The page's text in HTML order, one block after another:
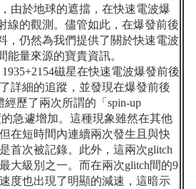
由於地球的遮擋，在快速電波爆
線的觀測。儘管如此，在爆發前後
，仍然為我們提供了關於快速電波
能量來源的寶貴資訊。
1935+2154磁星在快速電波爆發前後
詳細的追蹤，並發現在爆發前後
歷了兩次所謂的「 spin-up
的急遽增加。這種現象雖然在其他
在短時間內連續兩次發生且與快
首次被記錄。此外，這兩次glitch
大級別之一。而在兩次glitch間的9
度也出現了明顯的減速，這暗示